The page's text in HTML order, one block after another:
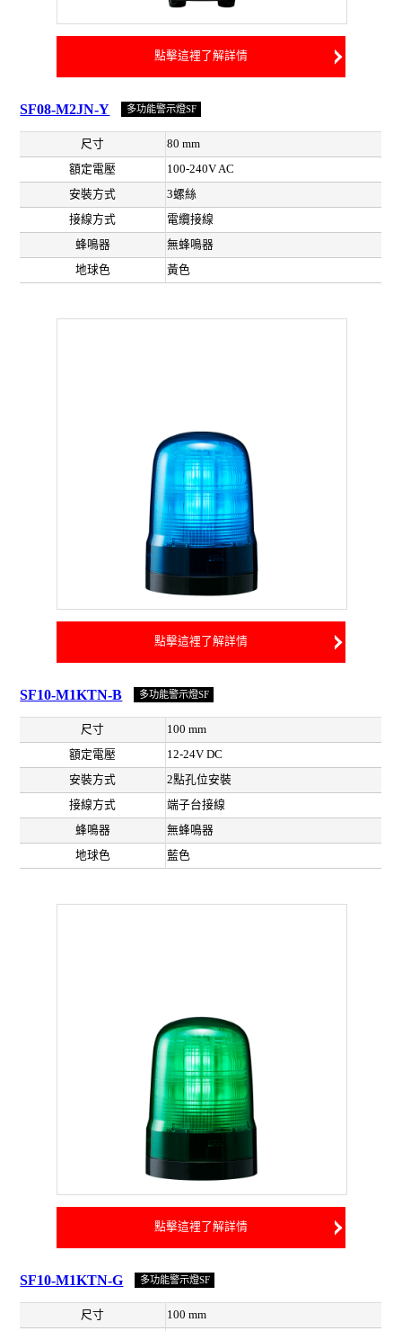
點擊這裡了解詳情
SF08-M2JN-Y 多功能警示燈SF
尺寸
80 mm
額定電壓
100-240V AC
安裝方式
3螺絲
接線方式
電纜接線
蜂鳴器
無蜂鳴器
地球色
黃色
點擊這裡了解詳情
SF10-M1KTN-B 多功能警示燈SF
尺寸
100 mm
額定電壓
12-24V DC
安裝方式
2點孔位安裝
接線方式
端子台接線
蜂鳴器
無蜂鳴器
地球色
藍色
點擊這裡了解詳情
SF10-M1KTN-G 多功能警示燈SF
尺寸
100 mm